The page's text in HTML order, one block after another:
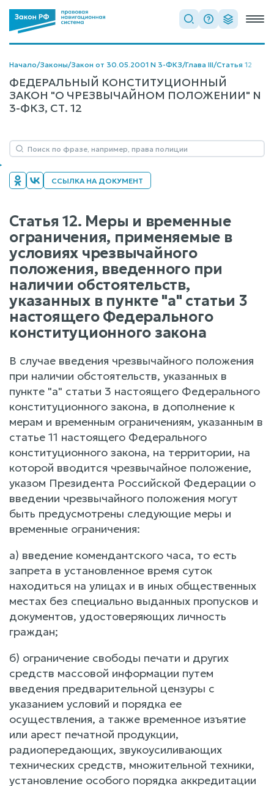
Начало/Законы/Закон от 30.05.2001 N 3-ФКЗ/Глава III/Статья 12
ФЕДЕРАЛЬНЫЙ КОНСТИТУЦИОННЫЙ
ЗАКОН "О ЧРЕЗВЫЧАЙНОМ ПОЛОЖЕНИИ" N
3-ФКЗ, СТ. 12
ССЫЛКА НА ДОКУМЕНТ
Статья 12. Меры и временные
ограничения, применяемые в
условиях чрезвычайного
положения, введенного при
наличии обстоятельств,
указанных в пункте "а" статьи 3
настоящего Федерального
конституционного закона
В случае введения чрезвычайного положения
при наличии обстоятельств, указанных в
пункте "а" статьи 3 настоящего Федерального
конституционного закона, в дополнение к
мерам и временным ограничениям, указанным в
статье 11 настоящего Федерального
конституционного закона, на территории, на
которой вводится чрезвычайное положение,
указом Президента Российской Федерации о
введении чрезвычайного положения могут
быть предусмотрены следующие меры и
временные ограничения:
а) введение комендантского часа, то есть
запрета в установленное время суток
находиться на улицах и в иных общественных
местах без специально выданных пропусков и
документов, удостоверяющих личность
граждан;
б) ограничение свободы печати и других
средств массовой информации путем
введения предварительной цензуры с
указанием условий и порядка ее
осуществления, а также временное изъятие
или арест печатной продукции,
радиопередающих, звукоусиливающих
технических средств, множительной техники,
установление особого порядка аккредитации